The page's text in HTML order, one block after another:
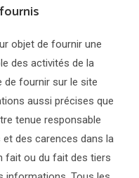
objet de fournir une
des activités de la
de fournir sur le site
aussi précises que
tenue responsable
des carences dans la
fait ou du fait des tiers